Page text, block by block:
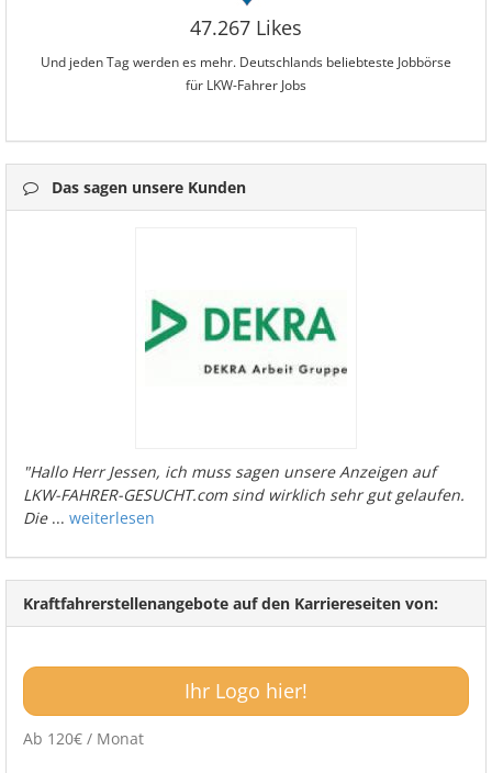
47.267 Likes
Und jeden Tag werden es mehr. Deutschlands beliebteste Jobbörse
für LKW-Fahrer Jobs
Das sagen unsere Kunden
"Hallo Herr Jessen, ich muss sagen unsere Anzeigen auf
LKW-FAHRER-GESUCHT.com sind wirklich sehr gut gelaufen.
Die... weiterlesen
Kraftfahrerstellenangebote auf den Karriereseiten von:
Ihr Logo hier!
Ab 120€ / Monat